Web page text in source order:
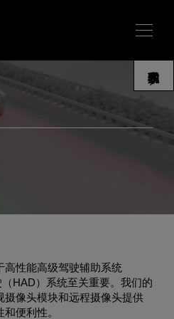
高性能高级驾驶辅助系统
（HAD）系统至关重要。我们的
摄像头模块和远程摄像头提供
便利性。